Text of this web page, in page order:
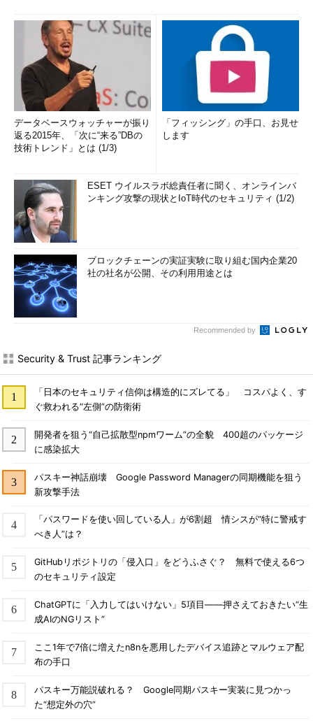
データベースウォッチャーが振り
返る2015年、「次に“来る”DBの
技術トレンド」とは (1/3)
「フィッシング」の手口、お見せ
します
ESET ウイルスラボ総責任者に聞く、オンラインバ
ンキング攻撃の現状とIoT時代のセキュリティ (1/2)
ブロックチェーンの実証実験に取り組む国内企業20
社の社名が公開、その利用用途とは
Recommended by
Security & Trust 記事ランキング
「日本のセキュリティ信仰は構造的にズレてる」 コスパよく、す
ぐ救われる“左側”の防衛術
開発者を狙う“自己拡散型npmワーム”の全貌 400超のパッケージ
に感染拡大
パスキー神話崩壊 Google Password Managerの同期機能を狙う
新攻撃手法
「パスワードを使い回している人」が6割超 情シスが“特に警戒す
べき人”は？
GitHubリポジトリの「侵入口」をどうふさぐ？ 無料で使える6つ
のセキュリティ設定
ChatGPTに「入力してはいけない」5項目――押さえておきたい“生
成AIのNGリスト”
ここ1年で7倍に増えたn8nを悪用したデバイス追跡とマルウェア配
布の手口
パスキー万能説破れる？ Google同期パスキー実装に見つかっ
た“想定外の穴”